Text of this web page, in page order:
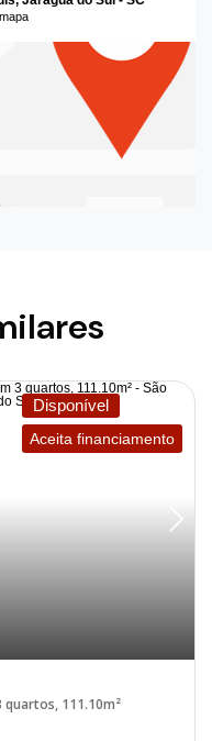
Disponível
Aceita financiamento
111.10m²